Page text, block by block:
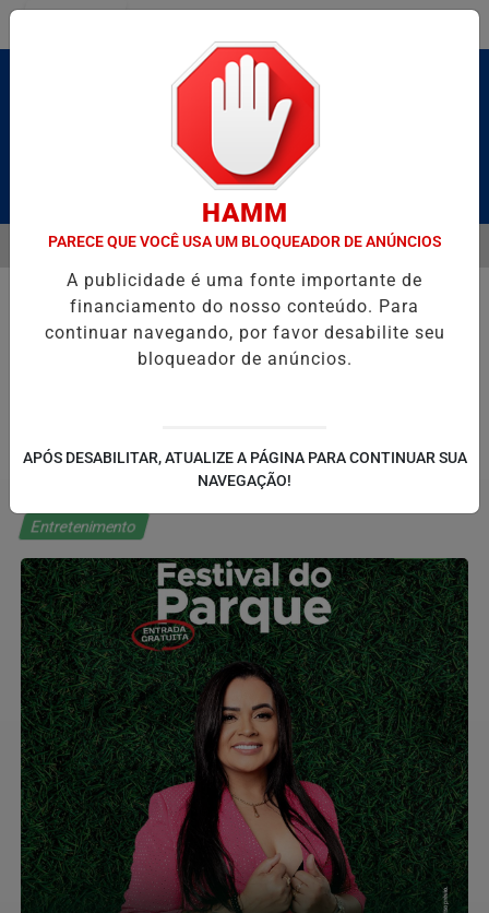
Pesquisar Notícia
HOMENAGEIA UZIEL BUENO NO TERRAÇO MINEIRO
EM ALTA
MENU
Entretenimento
HAMM
PARECE QUE VOCÊ USA UM BLOQUEADOR DE ANÚNCIOS
A publicidade é uma fonte importante de
financiamento do nosso conteúdo. Para
continuar navegando, por favor desabilite seu
bloqueador de anúncios.
APÓS DESABILITAR, ATUALIZE A PÁGINA PARA CONTINUAR SUA
NAVEGAÇÃO!